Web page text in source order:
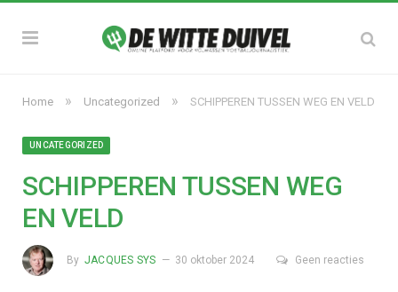
Home » Uncategorized » SCHIPPEREN TUSSEN WEG EN VELD
UNCATEGORIZED
SCHIPPEREN TUSSEN WEG
EN VELD
By JACQUES SYS 30 oktober 2024 Geen reacties